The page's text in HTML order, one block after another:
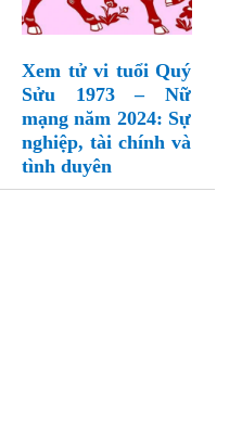
Xem tử vi tuổi Quý
Sửu 1973 – Nữ
mạng năm 2024: Sự
nghiệp, tài chính và
tình duyên